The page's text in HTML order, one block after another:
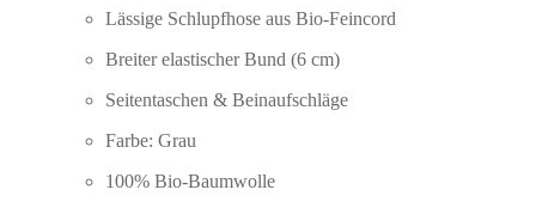
Lässige Schlupfhose aus Bio-Feincord
Breiter elastischer Bund (6 cm)
Seitentaschen & Beinaufschläge
Farbe: Grau
100% Bio-Baumwolle